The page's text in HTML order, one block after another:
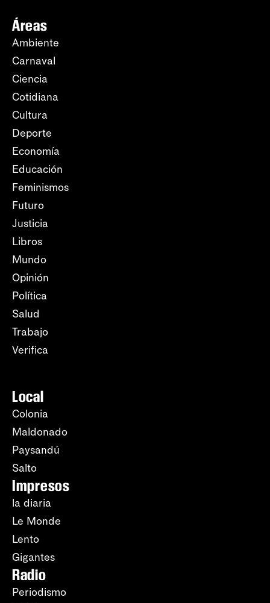
Áreas
Ambiente
Carnaval
Ciencia
Cotidiana
Cultura
Deporte
Economía
Educación
Feminismos
Futuro
Justicia
Libros
Mundo
Opinión
Política
Salud
Trabajo
Verifica
Local
Colonia
Maldonado
Paysandú
Salto
Impresos
la diaria
Le Monde
Lento
Gigantes
Radio
Periodismo